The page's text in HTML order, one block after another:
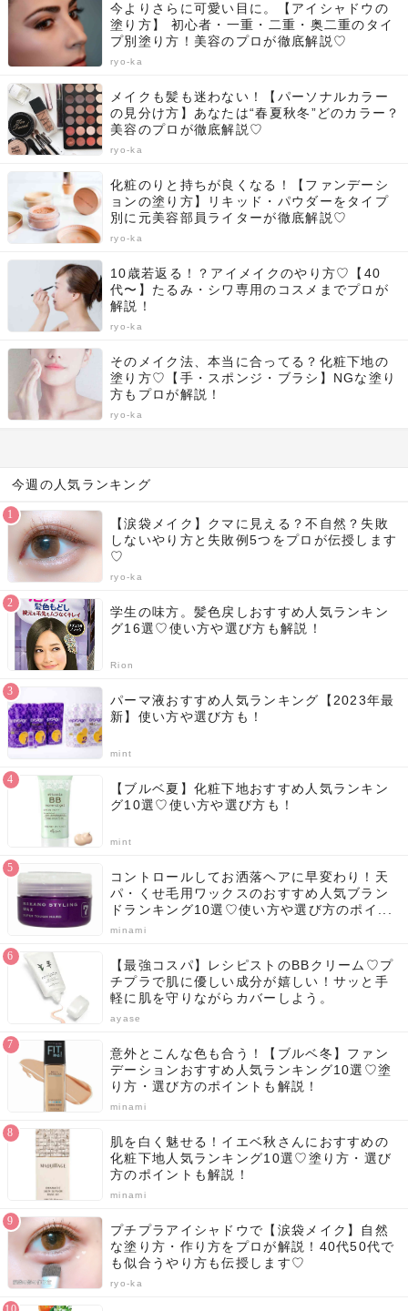
今よりさらに可愛い目に。【アイシャドウの
塗り方】 初心者・一重・二重・奥二重のタイ
プ別塗り方！美容のプロが徹底解説♡
ryo-ka
メイクも髪も迷わない！【パーソナルカラー
の見分け方】あなたは“春夏秋冬”どのカラー？
美容のプロが徹底解説♡
ryo-ka
化粧のりと持ちが良くなる！【ファンデーシ
ョンの塗り方】リキッド・パウダーをタイプ
別に元美容部員ライターが徹底解説♡
ryo-ka
10歳若返る！？アイメイクのやり方♡【40
代〜】たるみ・シワ専用のコスメまでプロが
解説！
ryo-ka
そのメイク法、本当に合ってる？化粧下地の
塗り方♡【手・スポンジ・ブラシ】NGな塗り
方もプロが解説！
ryo-ka
今週の人気ランキング
【涙袋メイク】クマに見える？不自然？失敗
しないやり方と失敗例5つをプロが伝授します
♡
ryo-ka
学生の味方。髪色戻しおすすめ人気ランキン
グ16選♡使い方や選び方も解説！
Rion
パーマ液おすすめ人気ランキング【2023年最
新】使い方や選び方も！
mint
【ブルベ夏】化粧下地おすすめ人気ランキン
グ10選♡使い方や選び方も！
mint
コントロールしてお洒落ヘアに早変わり！天
パ・くせ毛用ワックスのおすすめ人気ブラン
ドランキング10選♡使い方や選び方のポイ...
minami
【最強コスパ】レシピストのBBクリーム♡プ
チプラで肌に優しい成分が嬉しい！サッと手
軽に肌を守りながらカバーしよう。
ayase
意外とこんな色も合う！【ブルベ冬】ファン
デーションおすすめ人気ランキング10選♡塗
り方・選び方のポイントも解説！
minami
肌を白く魅せる！イエベ秋さんにおすすめの
化粧下地人気ランキング10選♡塗り方・選び
方のポイントも解説！
minami
プチプラアイシャドウで【涙袋メイク】自然
な塗り方・作り方をプロが解説！40代50代で
も似合うやり方も伝授します♡
ryo-ka